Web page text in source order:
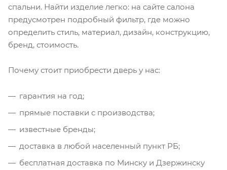
спальни. Найти изделие легко: на сайте салона
предусмотрен подробный фильтр, где можно
определить стиль, материал, дизайн, конструкцию,
бренд, стоимость.
Почему стоит приобрести дверь у нас:
гарантия на год;
прямые поставки с производства;
известные бренды;
доставка в любой населенный пункт РБ;
бесплатная доставка по Минску и Дзержинску